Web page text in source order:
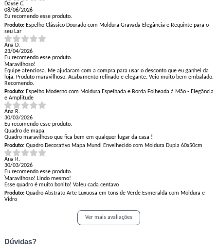
Dayse C.
08/06/2026
Eu recomendo esse produto.
Produto:Espelho Clássico Dourado com Moldura Gravada Elegância e Requinte para o
seu Lar
Ana D.
23/04/2026
Eu recomendo esse produto.
Maravilhoso!
Equipe atenciosa. Me ajudaram com a compra para usar o desconto que eu ganhei da
loja. Produto maravilhoso. Acabamento refinado e elegante. Veio muito bem embalado.
Recomendo.
Produto:Espelho Moderno com Moldura Espelhada e Borda Folheada à Mão - Elegância
e Amplitude
Ana R.
30/03/2026
Eu recomendo esse produto.
Quadro de mapa
Quadro maravilhoso que fica bem em qualquer lugar da casa !
Produto:Quadro Decorativo Mapa Mundi Envelhecido com Moldura Dupla 60x50cm
Ana R.
30/03/2026
Eu recomendo esse produto.
Maravilhoso! Lindo mesmo!
Esse quadro é muito bonito! Valeu cada centavo
Produto:Quadro Abstrato Arte Luxuosa em tons de Verde Esmeralda com Moldura e
Vidro
Ver mais avaliações
Dúvidas?